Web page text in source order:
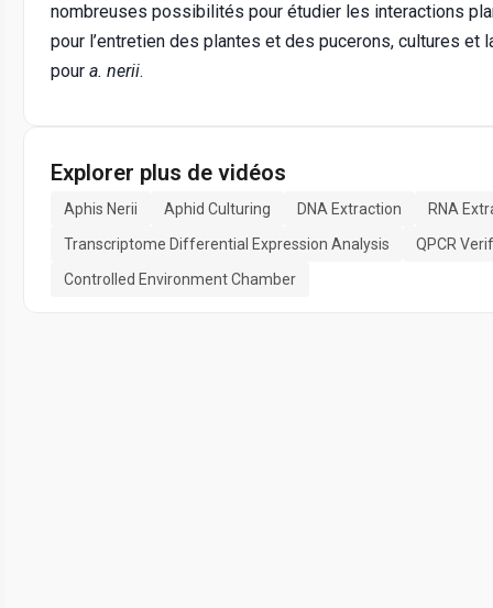
nombreuses possibilités pour étudier les interactions
pour l’entretien des plantes et des pucerons, cultures et
pour a. nerii.
Explorer plus de vidéos
Aphis Nerii Aphid Culturing DNA Extraction
RNA
Transcriptome Differential Expression Analysis
QPCR
Controlled Environment Chamber